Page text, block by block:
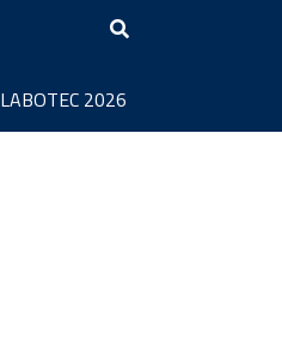
LABOTEC 2026